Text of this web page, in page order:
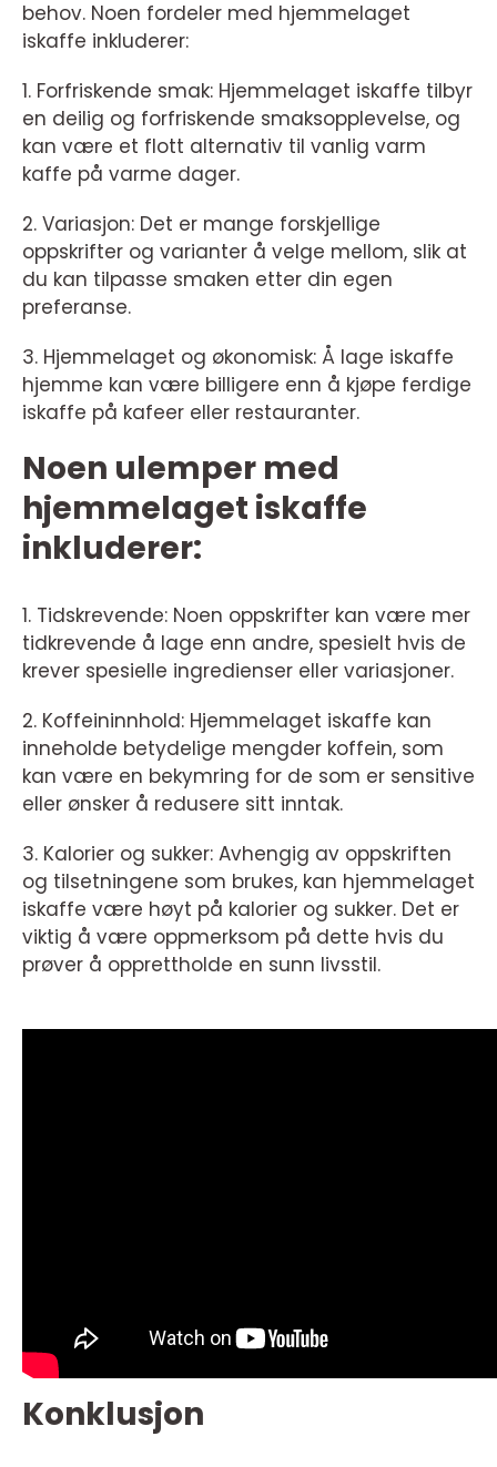
behov. Noen fordeler med hjemmelaget
iskaffe inkluderer:
1. Forfriskende smak: Hjemmelaget iskaffe tilbyr
en deilig og forfriskende smaksopplevelse, og
kan være et flott alternativ til vanlig varm
kaffe på varme dager.
2. Variasjon: Det er mange forskjellige
oppskrifter og varianter å velge mellom, slik at
du kan tilpasse smaken etter din egen
preferanse.
3. Hjemmelaget og økonomisk: Å lage iskaffe
hjemme kan være billigere enn å kjøpe ferdige
iskaffe på kafeer eller restauranter.
Noen ulemper med
hjemmelaget iskaffe
inkluderer:
1. Tidskrevende: Noen oppskrifter kan være mer
tidkrevende å lage enn andre, spesielt hvis de
krever spesielle ingredienser eller variasjoner.
2. Koffeininnhold: Hjemmelaget iskaffe kan
inneholde betydelige mengder koffein, som
kan være en bekymring for de som er sensitive
eller ønsker å redusere sitt inntak.
3. Kalorier og sukker: Avhengig av oppskriften
og tilsetningene som brukes, kan hjemmelaget
iskaffe være høyt på kalorier og sukker. Det er
viktig å være oppmerksom på dette hvis du
prøver å opprettholde en sunn livsstil.
Konklusjon